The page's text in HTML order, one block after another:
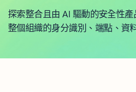
探索整合且由 AI 驅動的安全性
整個組織的身分識別、端點、資